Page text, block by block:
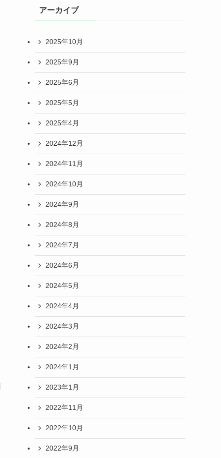
アーカイブ
2025年10月
2025年9月
2025年6月
2025年5月
2025年4月
2024年12月
2024年11月
2024年10月
2024年9月
2024年8月
2024年7月
2024年6月
2024年5月
2024年4月
2024年3月
2024年2月
2024年1月
2023年1月
2022年11月
2022年10月
2022年9月